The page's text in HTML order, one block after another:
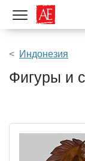
Показать меню
Индонезия
Фигуры и